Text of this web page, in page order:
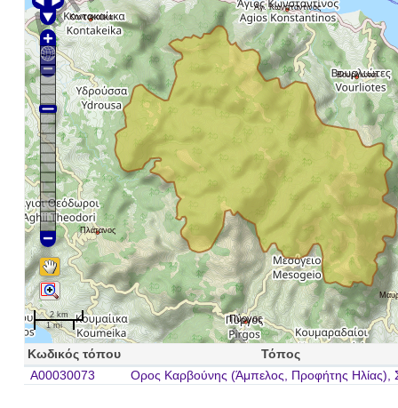
Αγ. Κωνσταντίνος
Κοντακαίικα
Βουρλιώται
Πλάτανος
Πύργος
2 km
1 mi
Κωδικός τόπου
Τόπος
A00030073
Ορος Καρβούνης (Άμπελος, Προφήτης Ηλίας),